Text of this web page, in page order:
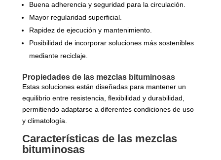
Buena adherencia y seguridad para la circulación.
Mayor regularidad superficial.
Rapidez de ejecución y mantenimiento.
Posibilidad de incorporar soluciones más sostenibles
mediante reciclaje.
Propiedades de las mezclas bituminosas
Estas soluciones están diseñadas para mantener un
equilibrio entre resistencia, flexibilidad y durabilidad,
permitiendo adaptarse a diferentes condiciones de uso
y climatología.
Características de las mezclas
bituminosas